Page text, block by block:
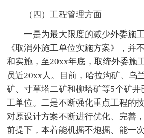
（四）工程管理方面
一是为最大限度的减少外委施
《取消外施工单位实施方案》，并
和实施，至20xx年底，取缔外委施
员近20xx人。目前，哈拉沟矿、乌
矿、寸草塔二矿和柳塔矿等5个矿
工单位。二是不断强化重点工程的
对原设计方案不断进行优化、完善
前提下，本着能机掘不炮掘、能一